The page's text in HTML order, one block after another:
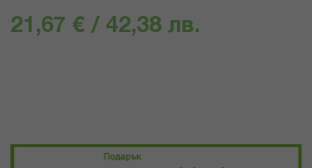
21,67 € / 42,38 лв.